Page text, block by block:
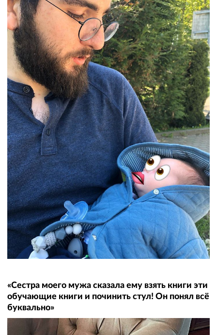
«Сестра моего мужа сказала ему взять книги эти
обучающие книги и починить стул! Он понял всё
буквально»